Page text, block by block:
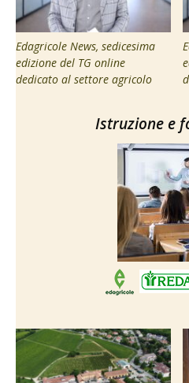
Edagricole News, sedicesima
edizione del TG online
dedicato al settore agricolo
Istruzione e